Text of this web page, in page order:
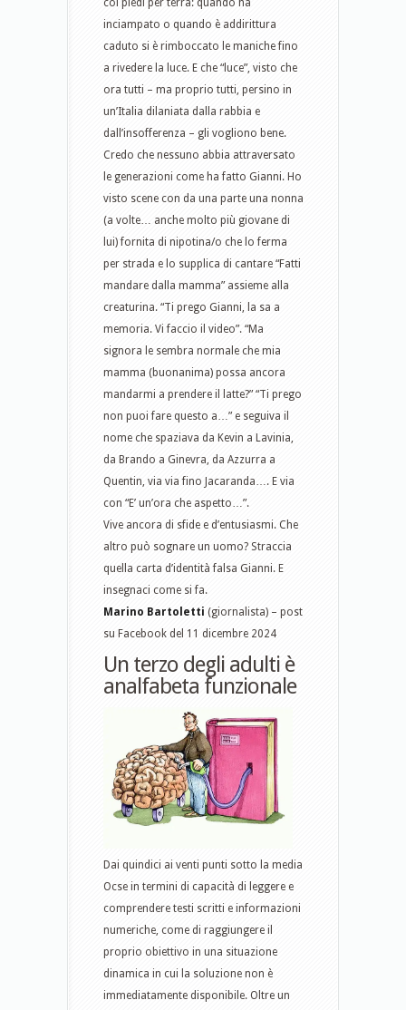
coi piedi per terra: quando ha
inciampato o quando è addirittura
caduto si è rimboccato le maniche fino
a rivedere la luce. E che “luce”, visto che
ora tutti – ma proprio tutti, persino in
un’Italia dilaniata dalla rabbia e
dall’insofferenza – gli vogliono bene.
Credo che nessuno abbia attraversato
le generazioni come ha fatto Gianni. Ho
visto scene con da una parte una nonna
(a volte… anche molto più giovane di
lui) fornita di nipotina/o che lo ferma
per strada e lo supplica di cantare “Fatti
mandare dalla mamma” assieme alla
creaturina. “Ti prego Gianni, la sa a
memoria. Vi faccio il video”. “Ma
signora le sembra normale che mia
mamma (buonanima) possa ancora
mandarmi a prendere il latte?” “Ti prego
non puoi fare questo a…” e seguiva il
nome che spaziava da Kevin a Lavinia,
da Brando a Ginevra, da Azzurra a
Quentin, via via fino Jacaranda…. E via
con “E’ un’ora che aspetto…”.
Vive ancora di sfide e d’entusiasmi. Che
altro può sognare un uomo? Straccia
quella carta d’identità falsa Gianni. E
insegnaci come si fa.
Marino Bartoletti (giornalista) – post
su Facebook del 11 dicembre 2024
Un terzo degli adulti è
analfabeta funzionale
Dai quindici ai venti punti sotto la media
Ocse in termini di capacità di leggere e
comprendere testi scritti e informazioni
numeriche, come di raggiungere il
proprio obiettivo in una situazione
dinamica in cui la soluzione non è
immediatamente disponibile. Oltre un